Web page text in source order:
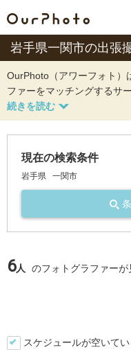
岩手県一関市の出張
OurPhoto（アワーフォト）
ファーをマッチングするサ
現在の検索条件
岩手県 一関市
6人 のフォトグラファーが
スケジュールが空いて